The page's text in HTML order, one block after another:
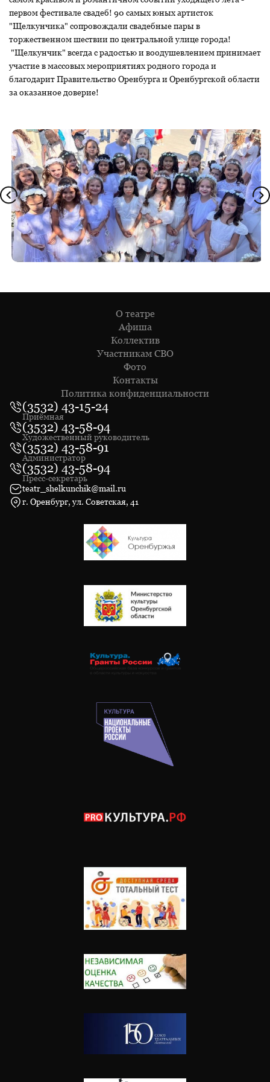
первом фестивале свадеб! 90 самых юных артисток
"Щелкунчика" сопровождали свадебные пары в
торжественном шествии по центральной улице города!
"Щелкунчик" всегда с радостью и воодушевлением принимает
участие в массовых мероприятиях родного города и
благодарит Правительство Оренбурга и Оренбургской области
за оказанное доверие!
О театре
Афиша
Коллектив
Участникам СВО
Фото
Контакты
Политика конфиденциальности
(3532) 43-15-24
Приёмная
(3532) 43-58-94
Художественный руководитель
(3532) 43-58-91
Администратор
(3532) 43-58-94
Пресс-секретарь
teatr_shelkunchik@mail.ru
г. Оренбург, ул. Советская, 41